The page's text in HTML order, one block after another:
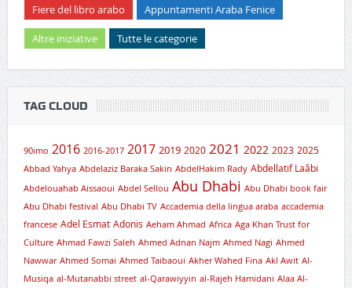
Fiere del libro arabo
Appuntamenti Araba Fenice
Altre iniziative Tutte le categorie
TAG CLOUD
90imo 2016 2016-2017 2017 2019 2020 2021 2022 2023 2025
Abbad Yahya Abdelaziz Baraka Sakin AbdelHakim Rady Abdellatif Laâbi
Abdelouahab Aissaoui Abdel Sellou Abu Dhabi Abu Dhabi book fair
Abu Dhabi festival Abu Dhabi TV Accademia della lingua araba accademia
francese Adel Esmat Adonis Aeham Ahmad Africa Aga Khan Trust for
Culture Ahmad Fawzi Saleh Ahmed Adnan Najm Ahmed Nagi Ahmed
Nawwar Ahmed Somai Ahmed Taibaoui Akher Wahed Fina Akl Awit Al-
Musiqa al-Mutanabbi street al-Qarawiyyin al-Rajeh Hamidani Alaa Al-